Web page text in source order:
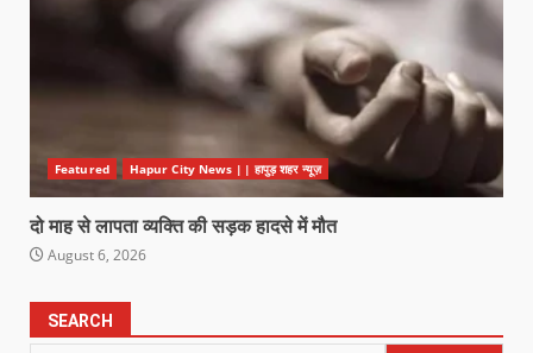
Featured Hapur City News || हापुड़ शहर न्यूज़
दो माह से लापता व्यक्ति की सड़क हादसे में मौत
August 6, 2026
SEARCH